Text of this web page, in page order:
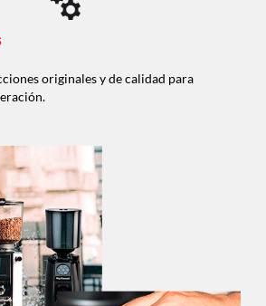
originales y de calidad para